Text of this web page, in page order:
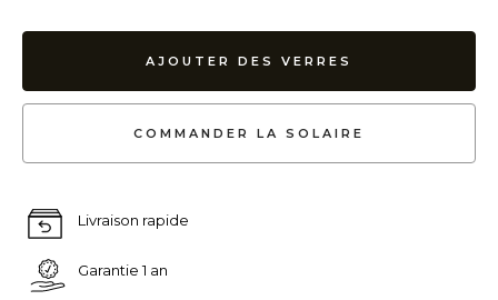
AJOUTER DES VERRES
COMMANDER LA SOLAIRE
Livraison rapide
Garantie 1 an